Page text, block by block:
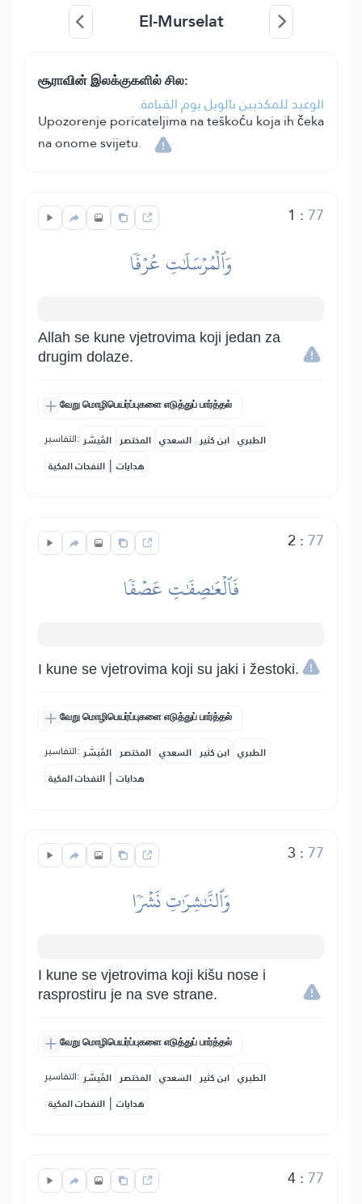
El-Murselat
சூராவின் இலக்குகளில் சில:
الوعيد للمكذبين بالويل يوم القيامة.
Upozorenje poricateljima na teškoću koja ih čeka
na onome svijetu.
1 : 77
وَٱلۡمُرۡسَلَٰتِ عُرۡفٗا
Allah se kune vjetrovima koji jedan za
drugim dolaze.
வேறு மொழிபெயர்ப்புகளை எடுத்துப் பார்த்தல்
التفاسير: المُيسَّر المختصر السعدي ابن كثير الطبري
النفحات المكية | هدايات
2 : 77
فَٱلۡعَٰصِفَٰتِ عَصۡفٗا
I kune se vjetrovima koji su jaki i žestoki.
வேறு மொழிபெயர்ப்புகளை எடுத்துப் பார்த்தல்
التفاسير: المُيسَّر المختصر السعدي ابن كثير الطبري
النفحات المكية | هدايات
3 : 77
وَٱلنَّٰشِرَٰتِ نَشۡرٗا
I kune se vjetrovima koji kišu nose i
rasprostiru je na sve strane.
வேறு மொழிபெயர்ப்புகளை எடுத்துப் பார்த்தல்
التفاسير: المُيسَّر المختصر السعدي ابن كثير الطبري
النفحات المكية | هدايات
4: 77